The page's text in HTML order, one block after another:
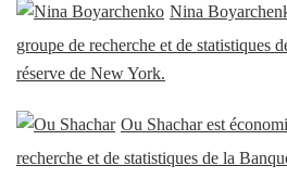
Nina
groupe de recherche et de statistiques
réserve de New York.
Ou Shachar est
recherche et de statistiques de la